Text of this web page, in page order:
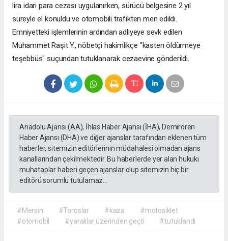
lira idari para cezası uygulanırken, sürücü belgesine 2 yıl
süreyle el konuldu ve otomobili trafikten men edildi.
Emniyetteki işlemlerinin ardından adliyeye sevk edilen
Muhammet Raşit Y., nöbetçi hakimlikçe "kasten öldürmeye
teşebbüs" suçundan tutuklanarak cezaevine gönderildi.
Anadolu Ajansı (AA), İhlas Haber Ajansı (İHA), Demirören
Haber Ajansı (DHA) ve diğer ajanslar tarafından eklenen tüm
haberler, sitemizin editörlerinin müdahalesi olmadan ajans
kanallarından çekilmektedir. Bu haberlerde yer alan hukuki
muhataplar haberi geçen ajanslar olup sitemizin hiç bir
editörü sorumlu tutulamaz...
#Mersin #Toroslar #kaza
#motosiklet
#otomobil
#yaralılar üzerinden geçti #tutuklandı